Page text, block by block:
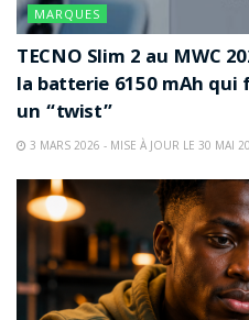
MARQUES
TECNO Slim 2 au MWC
la batterie 6150 mAh
un “twist”
3 MARS 2026 - MISE À JOUR LE 30 MAI